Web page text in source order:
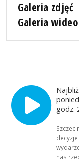
Galeria zdjęć
Galeria wideo
godz.
nas